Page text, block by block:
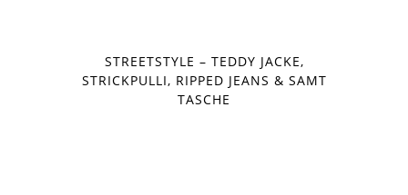
STREETSTYLE – TEDDY JACKE,
STRICKPULLI, RIPPED JEANS & SAMT
TASCHE